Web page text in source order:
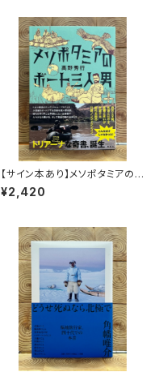
【サイン本あり】メソポタミアの
ボート三人男
¥2,420